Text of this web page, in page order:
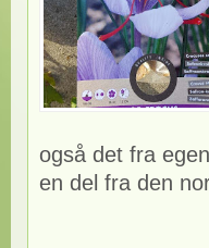
også det fra
en del fra den